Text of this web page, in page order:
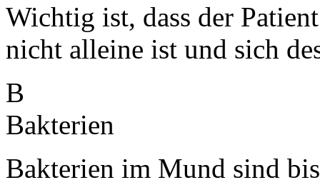
Wichtig ist, dass der
nicht alleine ist und sich
B
Bakterien
Bakterien im Mund sind